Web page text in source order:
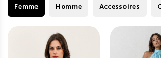
Femme Homme Accessoires